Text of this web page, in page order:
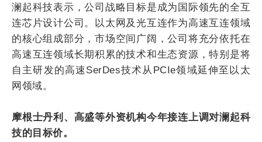
澜起科技表示，公司战略目标是成为国际领先的全互
连芯片设计公司。以太网及光互连作为高速互连领域
的核心组成部分，市场空间广阔，公司将充分依托在
高速互连领域长期积累的技术和生态资源，特别是将
自主研发的高速SerDes技术从PCIe领域延伸至以太
网领域。
摩根士丹利、高盛等外资机构今年接连上调对澜起科
技的目标价。